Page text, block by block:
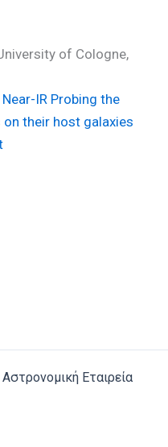
of Cologne,
IR Probing the
their host galaxies
Εταιρεία